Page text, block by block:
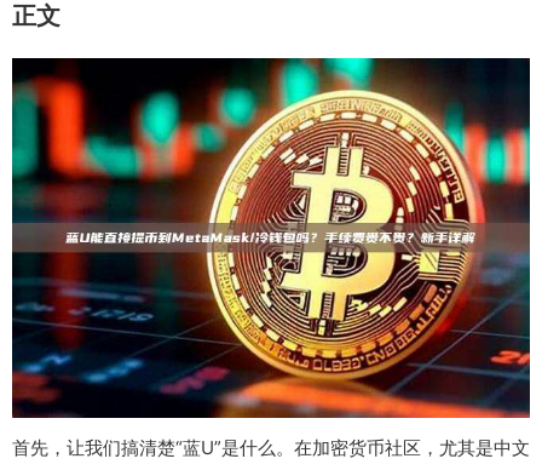
正文
首先，让我们搞清楚“蓝U”是什么。在加密货币社区，尤其是中文